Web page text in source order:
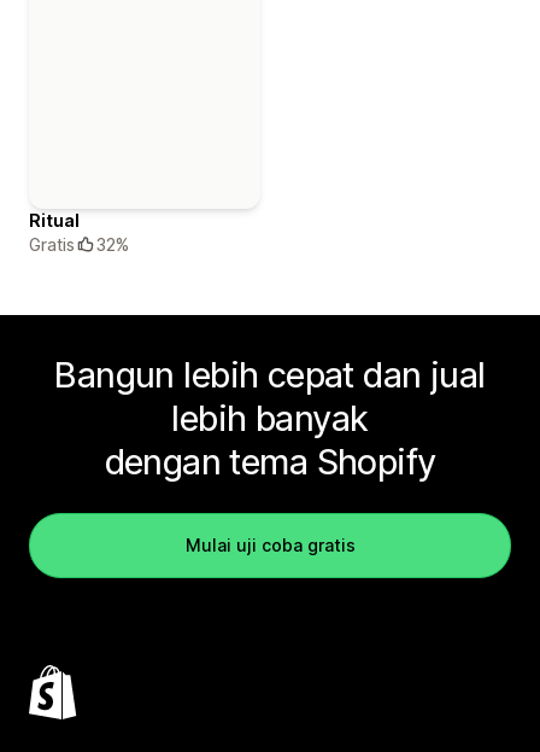
Ritual
Gratis
32%
Bangun lebih cepat dan jual
lebih banyak
dengan tema Shopify
Mulai uji coba gratis